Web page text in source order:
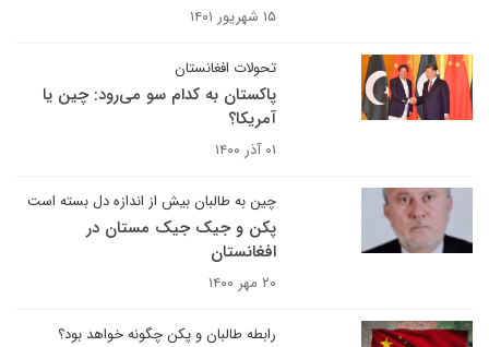
۱۵ شهریور ۱۴۰۱
تحولات افغانستان
پاکستان به کدام سو می‌رود: چین یا
آمریکا؟
۰۱ آذر ۱۴۰۰
چین به طالبان بیش از اندازه دل بسته است
پکن و جیک جیک مستان در
افغانستان
۲۰ مهر ۱۴۰۰
رابطه طالبان و پکن چگونه خواهد بود؟